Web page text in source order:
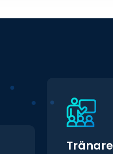
Tränare